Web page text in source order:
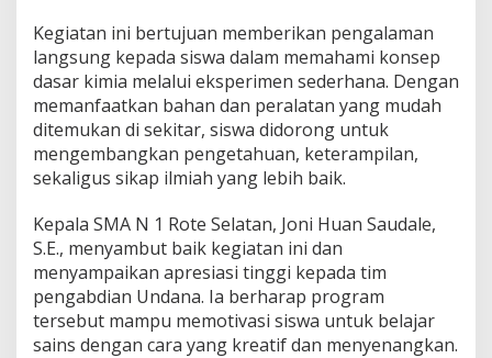
Kegiatan ini bertujuan memberikan pengalaman
langsung kepada siswa dalam memahami konsep
dasar kimia melalui eksperimen sederhana. Dengan
memanfaatkan bahan dan peralatan yang mudah
ditemukan di sekitar, siswa didorong untuk
mengembangkan pengetahuan, keterampilan,
sekaligus sikap ilmiah yang lebih baik.
Kepala SMA N 1 Rote Selatan, Joni Huan Saudale,
S.E., menyambut baik kegiatan ini dan
menyampaikan apresiasi tinggi kepada tim
pengabdian Undana. Ia berharap program
tersebut mampu memotivasi siswa untuk belajar
sains dengan cara yang kreatif dan menyenangkan.